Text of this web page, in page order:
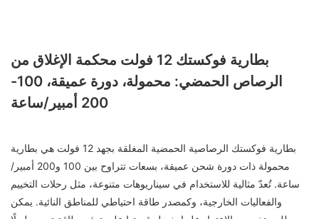
بطارية فوكستك 12 فولت محكمة الإغلاق من
الرصاص الحمضي: محمولة، دورة عميقة، 100-
200 أمبير/ساعة
بطارية فوكستك الرصاصية الحمضية المغلقة بجهد 12 فولت هي بطارية
محمولة ذات دورة شحن عميقة، بسعات تتراوح بين 100 و200 أمبير/
ساعة. تُعدّ مثالية للاستخدام في سيناريوهات متنوعة، مثل رحلات التخييم
والفعاليات الخارجية، وكمصدر طاقة احتياطي للمناطق النائية. يمكن